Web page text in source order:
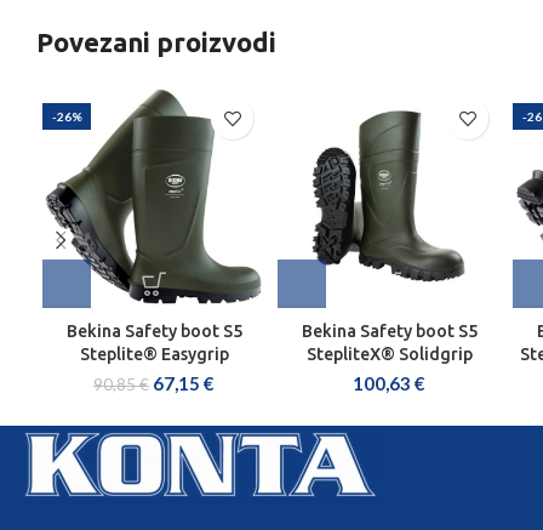
Povezani proizvodi
-26%
Bekina Safety boot S5
Steplite® Easygrip
90,85€ 67,15 €
Bekina Safety boot S5
StepliteX® Solidgrip
100,63 €
-